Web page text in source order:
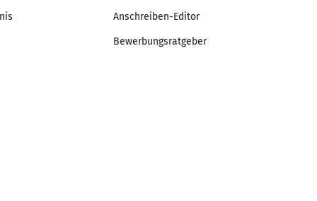
Anschreiben-Editor
Bewerbungsratgeber